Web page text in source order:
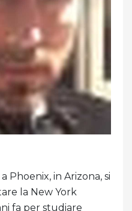
Phoenix, in Arizona, si
la New York
fa per studiare